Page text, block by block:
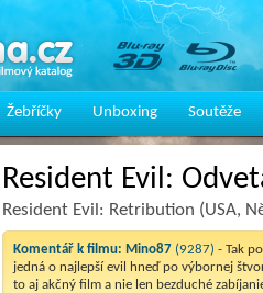
Žebříčky Unboxing Soutěže
Resident Evil:
Resident Evil: Retribution (USA,
Komentář k filmu: Mino87 (9287) - Tak
jedná o najlepší evil hneď po výbornej
to aj akčný film a nie len bezduché